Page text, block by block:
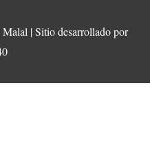
Malal| Sitio desarrollado por